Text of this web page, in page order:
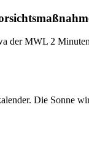
der MWL 2
Die Sonne